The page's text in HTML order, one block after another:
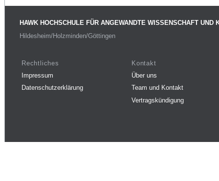
HAWK HOCHSCHULE FÜR ANGEWANDTE WISSENSCHAFT UND
Hildesheim/Holzminden/Göttingen
Rechtliches
Impressum
Datenschutzerklärung
Kontakt
Über uns
Team und Kontakt
Vertragskündigung